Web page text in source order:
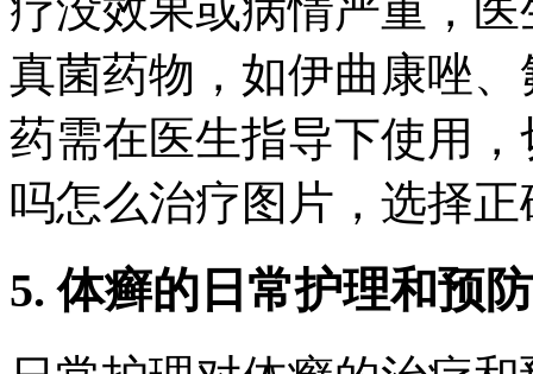
疗没效果或病情严重，
真菌药物，如伊曲康唑
药需在医生指导下使用
吗怎么治疗图片，选择
5. 体癣的日常护理和预防